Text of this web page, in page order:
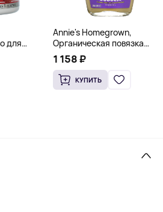
для
Annie's Homegrown,
Органическая повязка
«Богиня», 236 мл (8 жидк.
унц.)
1 158 ₽
КУПИТЬ